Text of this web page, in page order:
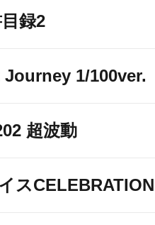
録2
Journey 1/100ver.
超波動
スCELEBRATION